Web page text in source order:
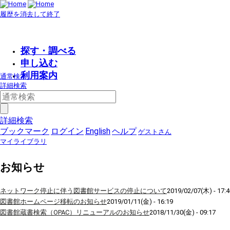
履歴を消去して終了
探す・調べる
申し込む
利用案内
通常検索
詳細検索
詳細検索
ブックマーク ログイン Englishヘルプ ゲストさん
マイライブラリ
お知らせ
ネットワーク停止に伴う図書館サービスの停止について2019/02/07(木) -
図書館ホームページ移転のお知らせ2019/01/11(金) - 16:19
図書館蔵書検索（OPAC）リニューアルのお知らせ2018/11/30(金) - 09:17